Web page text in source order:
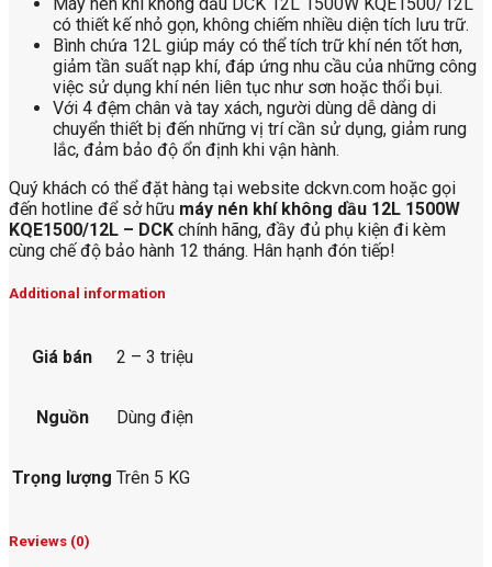
có thiết kế nhỏ gọn, không chiếm nhiều diện tích lưu trữ.
Bình chứa 12L giúp máy có thể tích trữ khí nén tốt hơn,
giảm tần suất nạp khí, đáp ứng nhu cầu của những công
việc sử dụng khí nén liên tục như sơn hoặc thổi bụi.
Với 4 đệm chân và tay xách, người dùng dễ dàng di
chuyển thiết bị đến những vị trí cần sử dụng, giảm rung
lắc, đảm bảo độ ổn định khi vận hành.
Quý khách có thể đặt hàng tại website dckvn.com hoặc gọi
đến hotline để sở hữu máy nén khí không dầu 12L 1500W
KQE1500/12L – DCK chính hãng, đầy đủ phụ kiện đi kèm
cùng chế độ bảo hành 12 tháng. Hân hạnh đón tiếp!
Additional information
Giá bán 2 – 3 triệu
Nguồn Dùng điện
Trọng lượng Trên 5 KG
Reviews (0)